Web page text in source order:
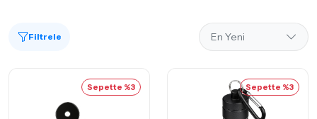
Filtrele
Sepette %3 Sepette %3